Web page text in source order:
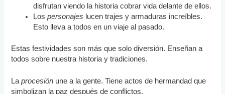
disfrutan viendo la historia cobrar vida delante de ellos.
Lospersonajes lucen trajes y armaduras increíbles.
Esto lleva a todos en un viaje al pasado.
Estas festividades son más que solo diversión. Enseñan a
todos sobre nuestra historia y tradiciones.
Laprocesión une a la gente. Tiene actos de hermandad que
simbolizan la paz después de conflictos.